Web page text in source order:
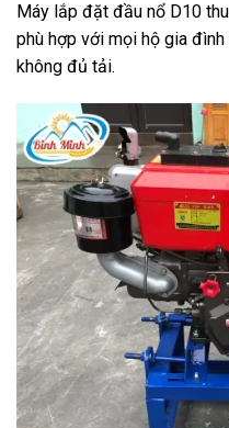
Máy lắp đặt đầu nổ D10
phù hợp với mọi hộ gia
không đủ tải.